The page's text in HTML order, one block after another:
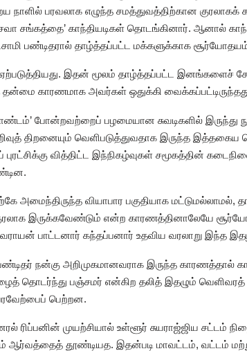
பரவலாக எழுந்த சமத்துவத்திற்கான குரலாகக்
சங்கத்தை’ காந்தியடிகள் தொடங்கினார். ஆனால்
பண்டிதரால் தாழ்த்தப்பட்ட மக்களுக்காக
இதன் மூலம் தாழ்த்தப்பட்ட இனங்களைச்
காரணமாக அவர்கள் ஒதுக்கி வைக்கப்பட்டிருந்தது
போன்றவற்றைப் பழமையான சுவடிகளில் இருந்து
திறனையும் வெளிபடுத்துவதாக இருந்த
வித்திட்ட இந்நிகழ்வுகள் சமூகத்தின்
அமைந்திருந்த வியாபார பகுதியாக
இருக்கவேண்டும் என்ற காரணத்தினாலேயே
பாட்டனார் கந்தப்பனார் உதவிய வரலாறு இந்த
நன்கு அறிமுகமானவராக இருந்த காரணத்தால்
தொடர்ந்து பஞ்சமர் என்கிற தலித் இதழும்
பெற்றன.
ரிப்பனின் முயற்சியால் உள்ளூர் சுயராஜ்ஜிய சட்டம்
ஆர்வத்தைத் தூண்டியத. இதன்படி மாவட்டம், வட்டம்